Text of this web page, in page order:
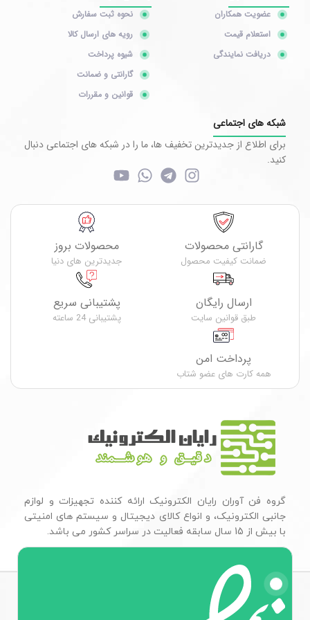
عضویت همکاران
استعلام قیمت
دریافت نمایندگی
نحوه ثبت سفارش
رویه های ارسال کالا
شیوه پرداخت
گارانتی و ضمانت
قوانین و مقررات
شبکه های اجتماعی
برای اطلاع از جدیدترین تخفیف ها، ما را در شبکه های اجتماعی دنبال
کنید.
گارانتی محصولات
ضمانت کیفیت محصول
محصولات بروز
جدیدترین های دنیا
ارسال رایگان
طبق قوانین سایت
پشتیبانی سریع
پشتیبانی 24 ساعته
پرداخت امن
همه کارت های عضو شتاب
گروه فن آوران رایان الکترونیک ارائه کننده تجهیزات و لوازم
جانبی الکترونیک، و انواع کالای دیجیتال و سیستم های امنیتی
با بیش از 15 سال سابقه فعالیت در سراسر کشور می باشد.